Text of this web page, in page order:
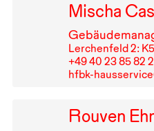
Mischa
Lerchenfeld 2:
+49⁠ ⁠40⁠ ⁠23⁠ ⁠85⁠ ⁠82⁠
hfbk-
Rouven